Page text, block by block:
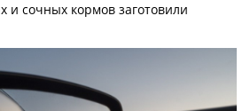
и сочных кормов заготовили